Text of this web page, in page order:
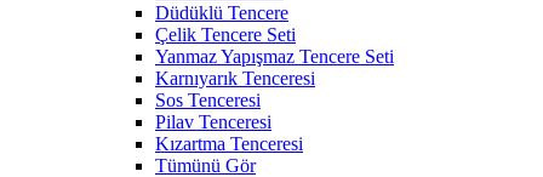
Düdüklü Tencere
Çelik Tencere Seti
Yanmaz Yapışmaz Tencere Seti
Karnıyarık Tenceresi
Sos Tenceresi
Pilav Tenceresi
Kızartma Tenceresi
Tümünü Gör